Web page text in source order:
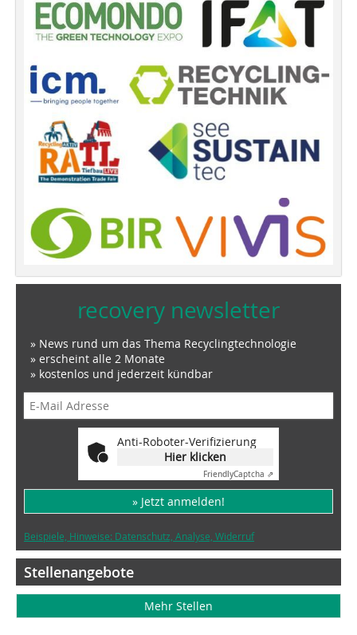
recovery newsletter
» News rund um das Thema Recyclingtechnologie
» erscheint alle 2 Monate
» kostenlos und jederzeit kündbar
Anti-Roboter-Verifizierung
Hier klicken
FriendlyCaptcha ⇗
» Jetzt anmelden!
Beispiele, Hinweise: Datenschutz, Analyse, Widerruf
Stellenangebote
Mehr Stellen